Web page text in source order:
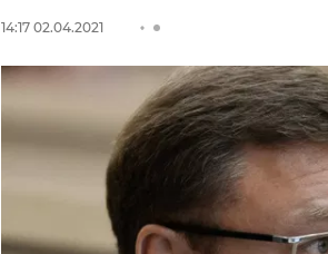
14:17 02.04.2021